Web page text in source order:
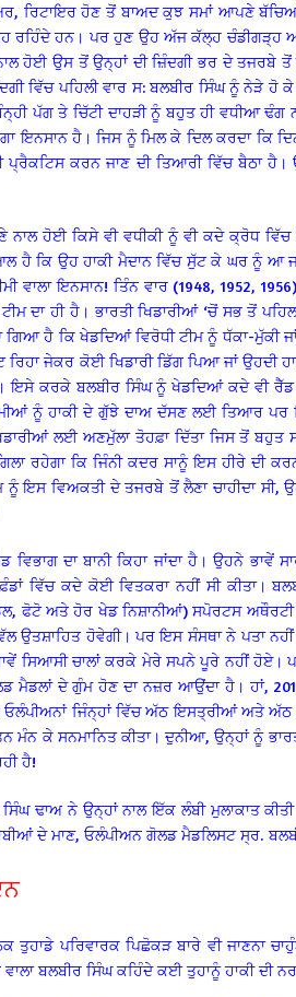
ਰਿਟਾਇਰ ਹੋਣ ਤੋਂ ਬਾਅਦ ਕੁਝ ਸਮਾਂ ਆਪਣੇ
ਰਹਿੰਦੇ ਹਨ। ਪਰ ਹੁਣ ਉਹ ਅੱਜ ਕੱਲ੍ਹ ਚੰਡੀਗੜ੍ਹ
ਹੋਈ ਉਸ ਤੋਂ ਉਨ੍ਹਾਂ ਦੀ ਜ਼ਿੰਦਗੀ ਭਰ ਦੇ
ਵਿੱਚ ਪਹਿਲੀ ਵਾਰ ਸ: ਬਲਬੀਰ ਸਿੰਘ ਨੂੰ ਨੇੜੇ
ਪੱਗ ਤੇ ਚਿੱਟੀ ਦਾਹੜੀ ਨੂੰ ਬਹੁਤ ਹੀ ਵਧੀਆ
ਇਨਸਾਨ ਹੈ। ਜਿਸ ਨੂੰ ਮਿਲ ਕੇ ਦਿਲ ਕਰਦਾ ਕਿ
ਪ੍ਰੈਕਟਿਸ ਕਰਨ ਜਾਣ ਦੀ ਤਿਆਰੀ ਵਿੱਚ ਬੈਠਾ
ਨਾਲ ਹੋਈ ਕਿਸੇ ਵੀ ਵਧੀਕੀ ਨੂੰ ਵੀ ਕਦੇ ਕ੍ਰੋਧ
ਹੈ ਕਿ ਉਹ ਹਾਕੀ ਮੈਦਾਨ ਵਿੱਚ ਸੁੱਟ ਕੇ ਘਰ ਨੂੰ ਆ
ਵਾਲਾ ਇਨਸਾਨ! ਤਿੰਨ ਵਾਰ (1948, 1952,
ਦਾ ਹੀ ਹੈ। ਭਾਰਤੀ ਖਿਡਾਰੀਆਂ ‘ਚੋਂ ਸਭ ਤੋਂ
ਹੈ ਕਿ ਖੇਡਦਿਆਂ ਵਿਰੋਧੀ ਟੀਮ ਨੂੰ ਧੱਕਾ-ਮੁੱਕੀ ਜਾਂ
ਜੇਕਰ ਕੋਈ ਖਿਡਾਰੀ ਡਿੱਗ ਪਿਆ ਜਾਂ ਉਹਦੀ
ਇਸੇ ਕਰਕੇ ਬਲਬੀਰ ਸਿੰਘ ਨੂੰ ਖੇਡਦਿਆਂ ਕਦੇ ਵੀ
ਨੂੰ ਹਾਕੀ ਦੇ ਗੁੱਝੇ ਦਾਅ ਦੱਸਣ ਲਈ ਤਿਆਰ ਪਰ
ਲਈ ਅਣਮੁੱਲਾ ਤੋਹਫ਼ਾ ਦਿੱਤਾ ਜਿਸ ਤੋਂ ਬਹੁਤ
ਰਹੇਗਾ ਕਿ ਜਿੰਨੀ ਕਦਰ ਸਾਨੂੰ ਇਸ ਹੀਰੇ ਦੀ
ਨੂੰ ਇਸ ਵਿਅਕਤੀ ਦੇ ਤਜਰਬੇ ਤੋਂ ਲੈਣਾ ਚਾਹੀਦਾ
ਵਿਭਾਗ ਦਾ ਬਾਨੀ ਕਿਹਾ ਜਾਂਦਾ ਹੈ। ਉਹਨੇ
ਵਿੱਚ ਕਦੇ ਕੋਈ ਵਿਤਕਰਾ ਨਹੀਂ ਸੀ ਕੀਤਾ।
ਫੋਟੋ ਅਤੇ ਹੋਰ ਖੇਡ ਨਿਸ਼ਾਨੀਆਂ) ਸਪੋਰਟਸ
ਉਤਸ਼ਾਹਿਤ ਹੋਵੇਗੀ। ਪਰ ਇਸ ਸੰਸਥਾ ਨੇ ਪਤਾ
ਸਿਆਸੀ ਚਾਲਾਂ ਕਰਕੇ ਮੇਰੇ ਸਪਨੇ ਪੂਰੇ ਨਹੀਂ
ਮੈਡਲਾਂ ਦੇ ਗੁੰਮ ਹੋਣ ਦਾ ਨਜ਼ਰ ਆਉਂਦਾ ਹੈ। ਹਾਂ,
ਜਿੰਨ੍ਹਾਂ ਵਿੱਚ ਅੱਠ ਇਸਤ੍ਰੀਆਂ ਅਤੇ
ਮੰਨ ਕੇ ਸਨਮਾਨਿਤ ਕੀਤਾ। ਦੁਨੀਆ, ਉਨ੍ਹਾਂ ਨੂੰ
ਹੈ!
ਢਾਅ ਨੇ ਉਨ੍ਹਾਂ ਨਾਲ ਇੱਕ ਲੰਬੀ ਮੁਲਾਕਾਤ
ਦੇ ਮਾਣ, ਓਲੰਪੀਅਨ ਗੋਲਡ ਮੈਡਲਿਸਟ ਸ੍ਰ.
ਤੁਹਾਡੇ ਪਰਿਵਾਰਕ ਪਿਛੋਕੜ ਬਾਰੇ ਵੀ ਜਾਣਨਾ
ਬਲਬੀਰ ਸਿੰਘ ਕਹਿੰਦੇ ਕਈ ਤੁਹਾਨੂੰ ਹਾਕੀ ਦੀ